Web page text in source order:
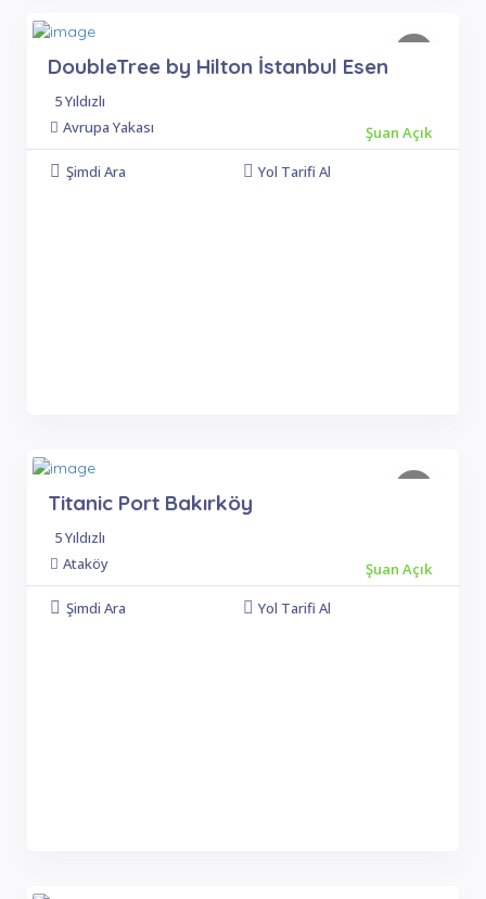
DoubleTree by Hilton İstanbul Esen
5 Yıldızlı
Avrupa Yakası
Şuan Açık
Şimdi Ara
Yol Tarifi Al
Titanic Port Bakırköy
5 Yıldızlı
Ataköy
Şuan Açık
Şimdi Ara
Yol Tarifi Al